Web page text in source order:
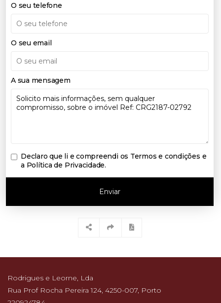
O seu telefone
O seu email
A sua mensagem
Declaro que li e compreendi os Termos e condições e
a Política de Privacidade.
Enviar
Rodrigues e Leorne, Lda
Rua Prof Rocha Pereira 124, 4250-007, Porto